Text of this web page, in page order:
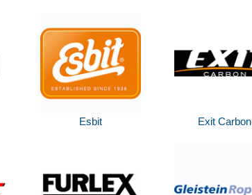
Esbit Exit Carbon